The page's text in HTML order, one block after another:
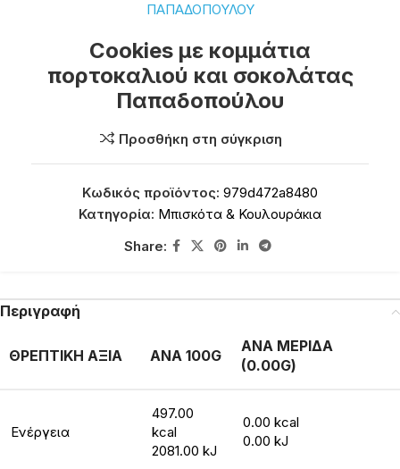
ΠΑΠΑΔΟΠΟΥΛΟΥ
Cookies με κομμάτια
πορτοκαλιού και σοκολάτας
Παπαδοπούλου
Προσθήκη στη σύγκριση
Κωδικός προϊόντος: 979d472a8480
Κατηγορία: Μπισκότα & Κουλουράκια
Share:
Περιγραφή
ΘΡΕΠΤΙΚΗ ΑΞΙΑ ΑΝΑ 100G
ΑΝΑ ΜΕΡΙΔΑ
(0.00G)
Ενέργεια
497.00
kcal
2081.00 kJ
0.00 kcal
0.00 kJ